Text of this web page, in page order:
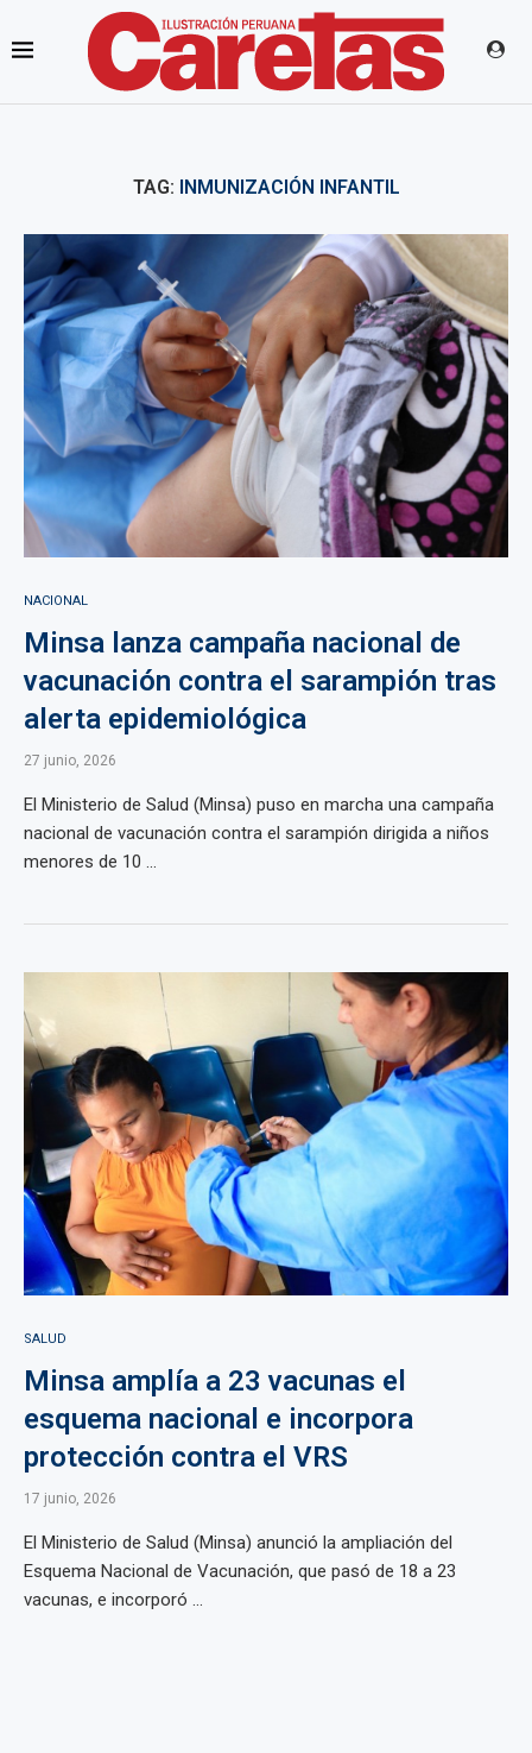
TAG: INMUNIZACIÓN INFANTIL
NACIONAL
Minsa lanza campaña nacional de
vacunación contra el sarampión tras
alerta epidemiológica
27 junio, 2026
El Ministerio de Salud (Minsa) puso en marcha una campaña
nacional de vacunación contra el sarampión dirigida a niños
menores de 10 ...
SALUD
Minsa amplía a 23 vacunas el
esquema nacional e incorpora
protección contra el VRS
17 junio, 2026
El Ministerio de Salud (Minsa) anunció la ampliación del
Esquema Nacional de Vacunación, que pasó de 18 a 23
vacunas, e incorporó ...